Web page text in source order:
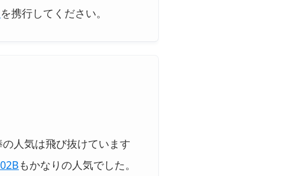
を携行してください。
人気は飛び抜けています
もかなりの人気でした。